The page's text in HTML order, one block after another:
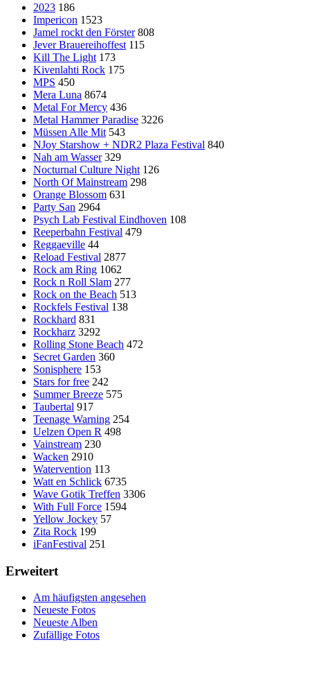
2023 186
Impericon 1523
Jamel rockt den Förster 808
Jever Brauereihoffest 115
Kill The Light 173
Kivenlahti Rock 175
MPS 450
Mera Luna 8674
Metal For Mercy 436
Metal Hammer Paradise 3226
Müssen Alle Mit 543
NJoy Starshow + NDR2 Plaza Festival 840
Nah am Wasser 329
Nocturnal Culture Night 126
North Of Mainstream 298
Orange Blossom 631
Party San 2964
Psych Lab Festival Eindhoven 108
Reeperbahn Festival 479
Reggaeville 44
Reload Festival 2877
Rock am Ring 1062
Rock n Roll Slam 277
Rock on the Beach 513
Rockfels Festival 138
Rockhard 831
Rockharz 3292
Rolling Stone Beach 472
Secret Garden 360
Sonisphere 153
Stars for free 242
Summer Breeze 575
Taubertal 917
Teenage Warning 254
Uelzen Open R 498
Vainstream 230
Wacken 2910
Watervention 113
Watt en Schlick 6735
Wave Gotik Treffen 3306
With Full Force 1594
Yellow Jockey 57
Zita Rock 199
iFanFestival 251
Erweitert
Am häufigsten angesehen
Neueste Fotos
Neueste Alben
Zufällige Fotos